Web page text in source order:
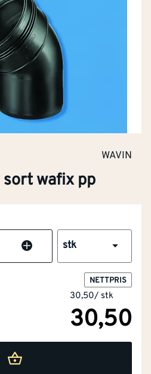
WAVIN
wafix pp
stk
NETTPRIS
30,50/ stk
30,50
1-parts
Ubehandlet
Ubehandlet
Ubehandlet